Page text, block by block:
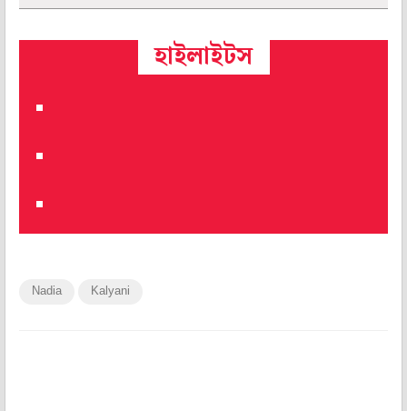
হাইলাইটস
Nadia Kalyani